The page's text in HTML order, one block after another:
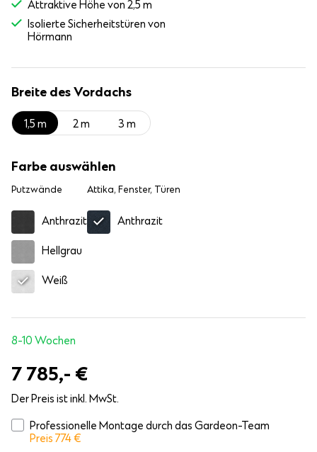
Attraktive Höhe von 2,5 m
Isolierte Sicherheitstüren von
Hörmann
Breite des Vordachs
1,5 m 2 m 3 m
Farbe auswählen
Putzwände
Anthrazit
Hellgrau
Weiß
Attika, Fenster, Türen
Anthrazit
8-10 Wochen
7 785,- €
Der Preis ist inkl. MwSt.
Professionelle Montage durch das Gardeon-Team
Preis 774€